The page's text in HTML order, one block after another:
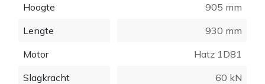
Hoogte
905 mm
Lengte
930 mm
Motor
Hatz 1D81
Slagkracht
60 kN